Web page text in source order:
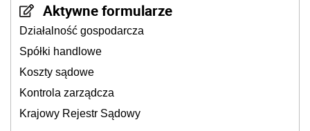
Aktywne formularze
Działalność gospodarcza
Spółki handlowe
Koszty sądowe
Kontrola zarządcza
Krajowy Rejestr Sądowy